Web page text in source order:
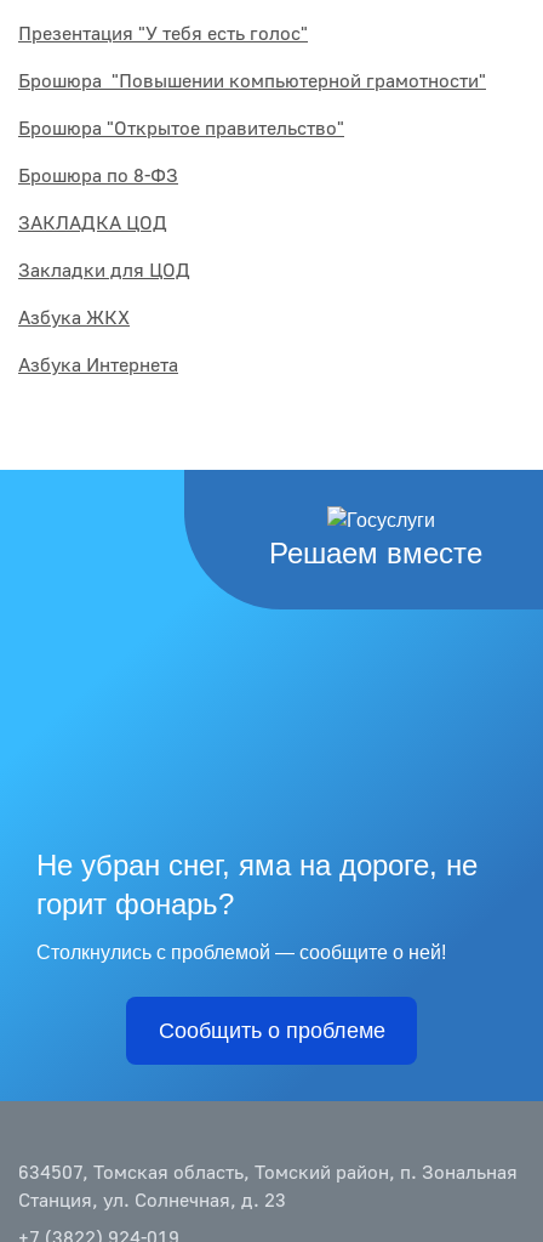
Презентация "У тебя есть голос"
Брошюра "Повышении компьютерной грамотности"
Брошюра "Открытое правительство"
Брошюра по 8-ФЗ
ЗАКЛАДКА ЦОД
Закладки для ЦОД
Азбука ЖКХ
Азбука Интернета
Решаем вместе
Не убран снег, яма на дороге, не
горит фонарь?
Столкнулись с проблемой — сообщите о ней!
Сообщить о проблеме
634507, Томская область, Томский район, п. Зональная
Станция, ул. Солнечная, д. 23